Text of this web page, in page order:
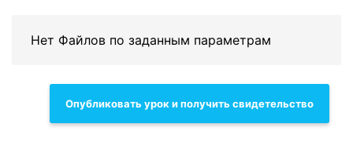
Нет Файлов по заданным параметрам
Опубликовать урок и получить свидетельство